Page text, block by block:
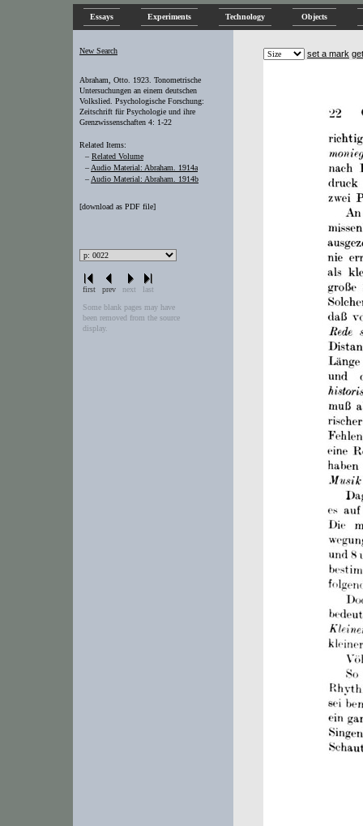
Essays Experiments Technology Objects
New Search
Abraham, Otto. 1923. Tonometrische
Untersuchungen an einem deutschen
Volkslied. Psychologische Forschung:
Zeitschrift für Psychologie und ihre
Grenzwissenschaften 4: 1-22
Related Items:
– Related Volume
– Audio Material: Abraham. 1914a
– Audio Material: Abraham. 1914b
[download as PDF file]
first prev next
last
Some blank pages may have
been removed from the source
display.
set a mark